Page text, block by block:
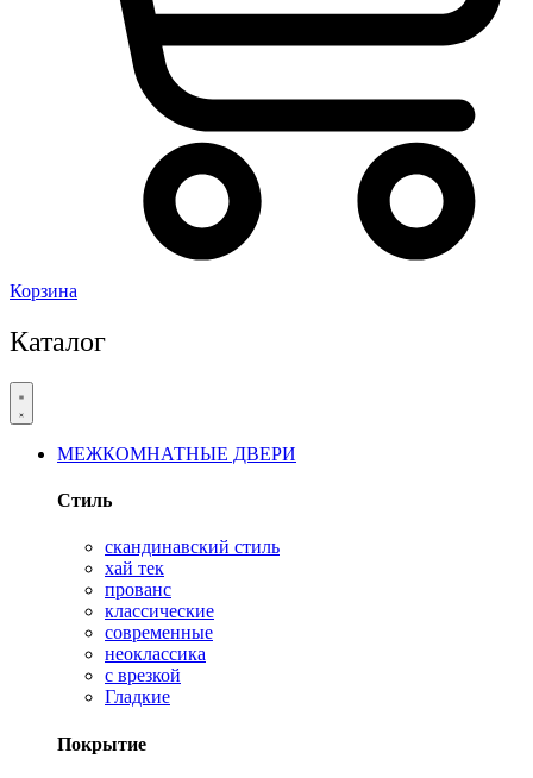
Корзина
Каталог
МЕЖКОМНАТНЫЕ ДВЕРИ
Стиль
скандинавский стиль
хай тек
прованс
классические
современные
неоклассика
с врезкой
Гладкие
Покрытие